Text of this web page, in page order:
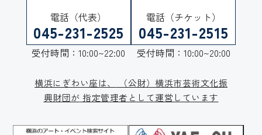
電話（代表）
045-231-2525
受付時間：10:00~22:00
電話（チケット）
045-231-2515
受付時間：10:00~20:00
横浜にぎわい座は、
（公財）横浜市芸術文化振
興財団が 指定管理者として運営しています